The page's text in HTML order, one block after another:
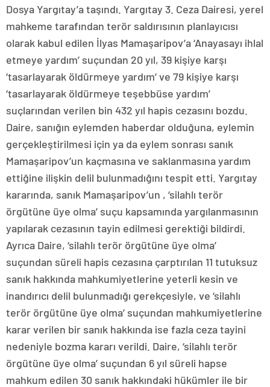
Dosya Yargıtay’a taşındı. Yargıtay 3. Ceza Dairesi, yerel
mahkeme tarafından terör saldırısının planlayıcısı
olarak kabul edilen İlyas Mamaşaripov’a ‘Anayasayı ihlal
etmeye yardım’ suçundan 20 yıl, 39 kişiye karşı
‘tasarlayarak öldürmeye yardım’ ve 79 kişiye karşı
‘tasarlayarak öldürmeye teşebbüse yardım’
suçlarından verilen bin 432 yıl hapis cezasını bozdu.
Daire, sanığın eylemden haberdar olduğuna, eylemin
gerçekleştirilmesi için ya da eylem sonrası sanık
Mamaşaripov’un kaçmasına ve saklanmasına yardım
ettiğine ilişkin delil bulunmadığını tespit etti. Yargıtay
kararında, sanık Mamaşaripov’un , ‘silahlı terör
örgütüne üye olma’ suçu kapsamında yargılanmasının
yapılarak cezasının tayin edilmesi gerektiği bildirdi.
Ayrıca Daire, ‘silahlı terör örgütüne üye olma’
suçundan süreli hapis cezasına çarptırılan 11 tutuksuz
sanık hakkında mahkumiyetlerine yeterli kesin ve
inandırıcı delil bulunmadığı gerekçesiyle, ve ‘silahlı
terör örgütüne üye olma’ suçundan mahkumiyetlerine
karar verilen bir sanık hakkında ise fazla ceza tayini
nedeniyle bozma kararı verildi. Daire, ‘silahlı terör
örgütüne üye olma’ suçundan 6 yıl süreli hapse
mahkum edilen 30 sanık hakkındaki hükümler ile bir